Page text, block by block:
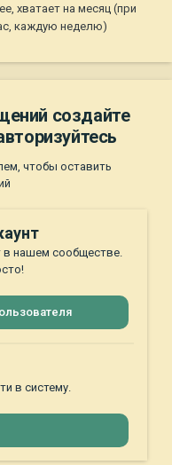
хватает на месяц (при
каждую неделю)
создайте
чтобы оставить
в нашем сообществе.
в систему.